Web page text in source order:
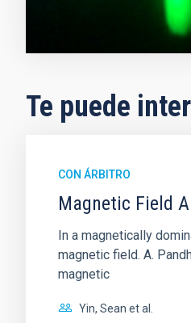
Te puede
CON ÁRBITRO
Magnetic Field
In a magnetically
magnetic field. A.
magnetic
Yin, Sean et al.